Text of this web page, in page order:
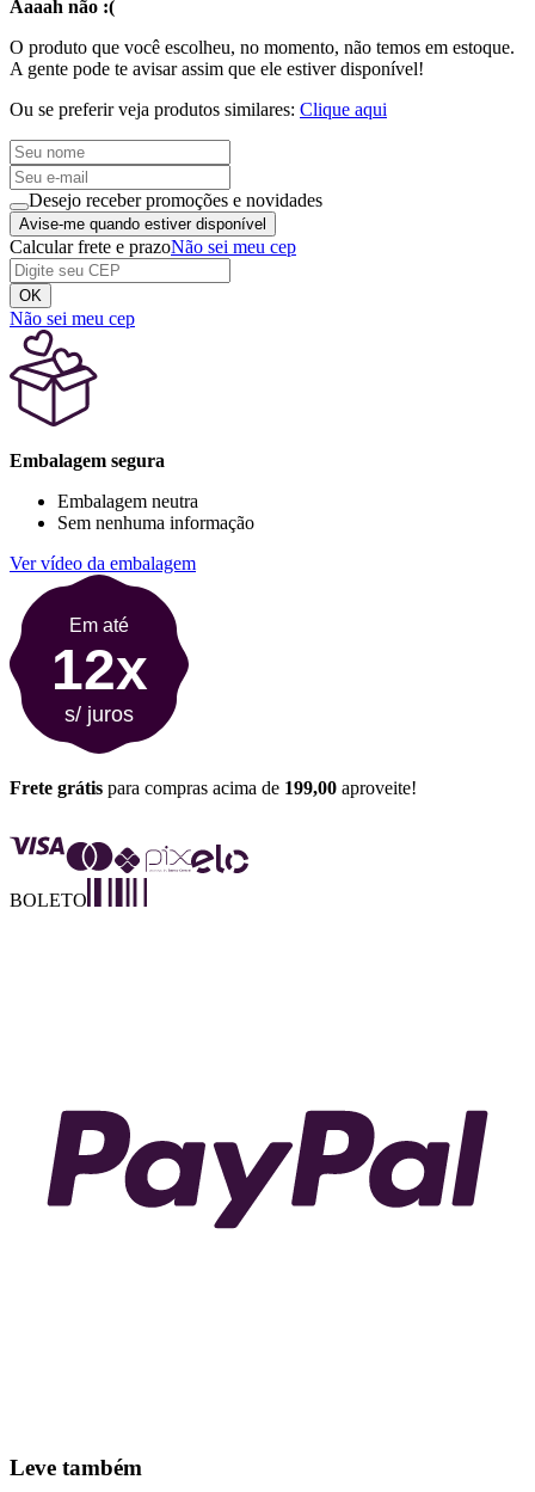
Aaaah não :(
O produto que você escolheu, no momento, não temos em estoque.
A gente pode te avisar assim que ele estiver disponível!
Ou se preferir veja produtos similares: Clique aqui
Desejo receber promoções e novidades
Avise-me quando estiver disponível
Calcular frete e prazoNão sei meu cep
OK
Não sei meu cep
Embalagem segura
Embalagem neutra
Sem nenhuma informação
Ver vídeo da embalagem
Em até
12x
s/ juros
Frete grátis para compras acima de 199,00 aproveite!
BOLETO
Leve também